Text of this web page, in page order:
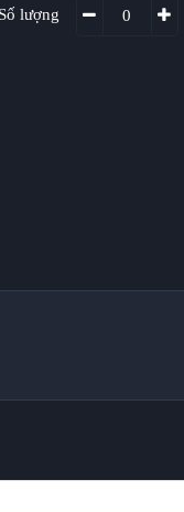
Số lượng 0